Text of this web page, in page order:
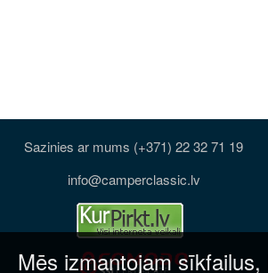
Sazinies ar mums (+371) 22 32 71 19
info@camperclassic.lv
Mēs izmantojam